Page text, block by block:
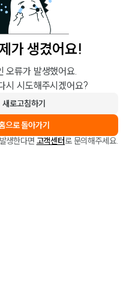
가 생겼어요!
오류가 발생했어요.
시 시도해주시겠어요?
새로고침하기
으로 돌아가기
생한다면 고객센터로 문의해주세요.